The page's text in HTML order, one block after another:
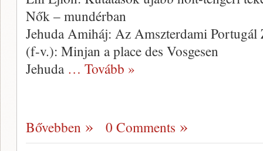
Nők – mundérban
Jehuda Amiháj: Az Amszterdami Portugál
(f-v.): Minjan a place des Vosgesen
Jehuda … Tovább »
Bővebben 0 Comments